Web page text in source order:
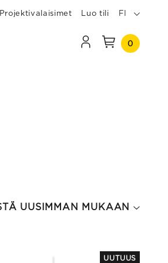
Projektivalaisimet Luo tili FI
0
UUTUUS